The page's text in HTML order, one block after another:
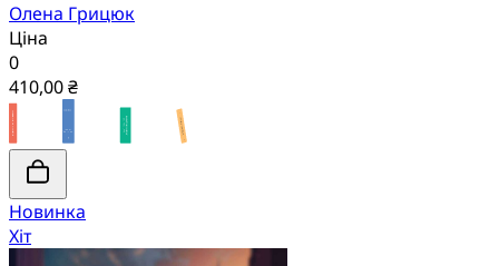
Олена Грицюк
Ціна
0
410,00 ₴
Новинка
Хіт